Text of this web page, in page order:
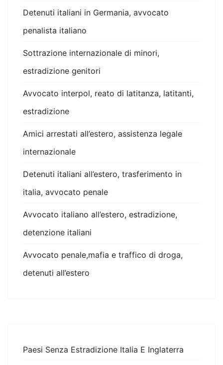
Detenuti italiani in Germania, avvocato
penalista italiano
Sottrazione internazionale di minori,
estradizione genitori
Avvocato interpol, reato di latitanza, latitanti,
estradizione
Amici arrestati all’estero, assistenza legale
internazionale
Detenuti italiani all’estero, trasferimento in
italia, avvocato penale
Avvocato italiano all’estero, estradizione,
detenzione italiani
Avvocato penale,mafia e traffico di droga,
detenuti all’estero
Paesi Senza Estradizione Italia E Inglaterra